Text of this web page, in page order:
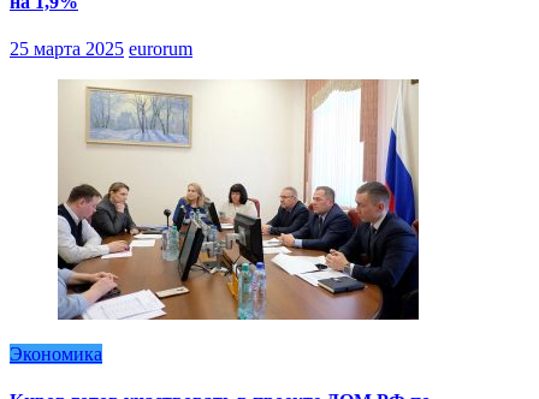
25 марта 2025 eurorum
Экономика